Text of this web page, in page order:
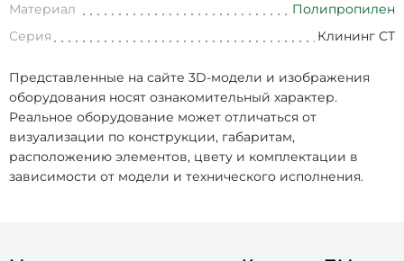
Материал
Полипропилен
Серия
Клининг СТ
Представленные на сайте 3D-модели и изображения
оборудования носят ознакомительный характер.
Реальное оборудование может отличаться от
визуализации по конструкции, габаритам,
расположению элементов, цвету и комплектации в
зависимости от модели и технического исполнения.